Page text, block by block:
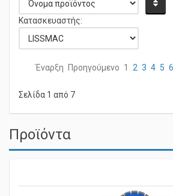
Κατασκευαστής:
Έναρξη Προηγούμενο
Προϊόντα